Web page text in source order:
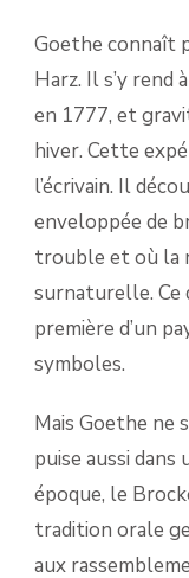
Goethe connaît
Harz. Il s’y rend
en 1777, et
hiver. Cette
l’écrivain. Il
enveloppée de
trouble et où la
surnaturelle. Ce
première d’un
symboles.
Mais Goethe ne
puise aussi
époque, le
tradition orale
aux